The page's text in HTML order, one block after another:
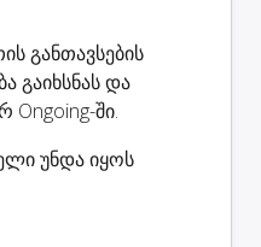
განთავსების
გაიხსნას და
Ongoing-ში.
უნდა იყოს